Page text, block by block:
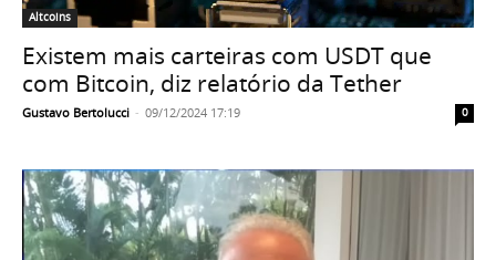
Altcoins
Existem mais carteiras com USDT que
com Bitcoin, diz relatório da Tether
Gustavo Bertolucci - 09/12/2024 17:19 0